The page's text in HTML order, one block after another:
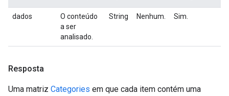
dados
O conteúdo
a ser
analisado.
String Nenhum. Sim.
Resposta
Uma matriz Categories em que cada item contém uma